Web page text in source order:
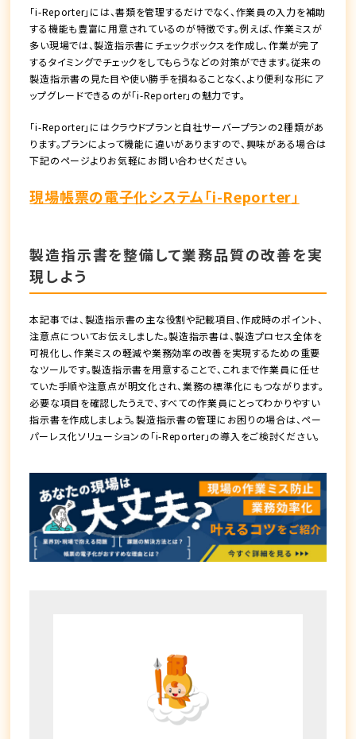
「i-Reporter」には、書類を管理するだけでなく、作業員の入力を補助
する機能も豊富に用意されているのが特徴です。例えば、作業ミスが
多い現場では、製造指示書にチェックボックスを作成し、作業が完了
するタイミングでチェックをしてもらうなどの対策ができます。従来の
製造指示書の見た目や使い勝手を損ねることなく、より便利な形にア
ップグレードできるのが「i-Reporter」の魅力です。
「i-Reporter」にはクラウドプランと自社サーバープランの2種類があ
ります。プランによって機能に違いがありますので、興味がある場合は
下記のページよりお気軽にお問い合わせください。
現場帳票の電子化システム「i-Reporter」
製造指示書を整備して業務品質の改善を実
現しよう
本記事では、製造指示書の主な役割や記載項目、作成時のポイント、
注意点についてお伝えしました。製造指示書は、製造プロセス全体を
可視化し、作業ミスの軽減や業務効率の改善を実現するための重要
なツールです。製造指示書を用意することで、これまで作業員に任せ
ていた手順や注意点が明文化され、業務の標準化にもつながります。
必要な項目を確認したうえで、すべての作業員にとってわかりやすい
指示書を作成しましょう。製造指示書の管理にお困りの場合は、ペー
パーレス化ソリューションの「i-Reporter」の導入をご検討ください。